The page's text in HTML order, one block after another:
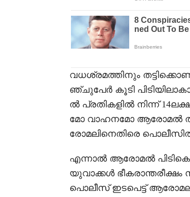
വധശ്രമത്തിനും
ഞ്ചുപേർ കൂടി
ൽ പ്രതികളിൽ നിന്ന്
മോ വാഹനമോ ആരോമൽ
രോമലിനെതിരെ
എന്നാൽ ആരോമൽ
യുവാക്കൾ
പൊലീസ് ഇടപെട്ട്